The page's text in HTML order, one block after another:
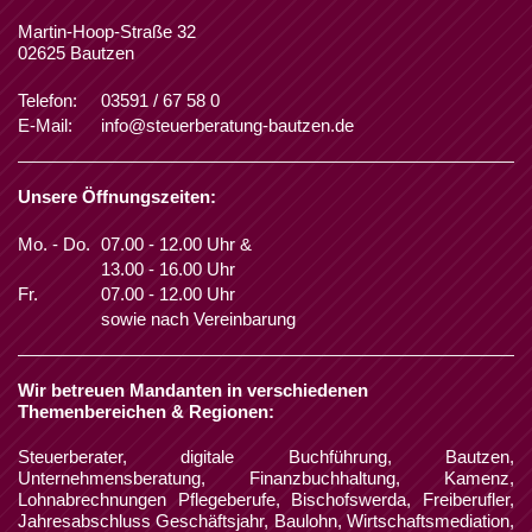
Martin-Hoop-Straße 32
02625 Bautzen
Telefon:
03591 / 67 58 0
E-Mail:
info@steuerberatung-bautzen.de
Unsere Öffnungszeiten:
Mo. - Do. 07.00 - 12.00 Uhr &
13.00 - 16.00 Uhr
Fr.
07.00 - 12.00 Uhr
sowie nach Vereinbarung
Wir betreuen Mandanten in verschiedenen
Themenbereichen & Regionen:
Steuerberater, digitale Buchführung, Bautzen,
Unternehmensberatung, Finanzbuchhaltung, Kamenz,
Lohnabrechnungen Pflegeberufe, Bischofswerda, Freiberufler,
Jahresabschluss Geschäftsjahr, Baulohn, Wirtschaftsmediation,